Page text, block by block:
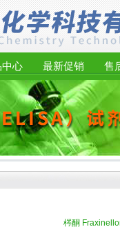
中心 最新促销 售
梣酮